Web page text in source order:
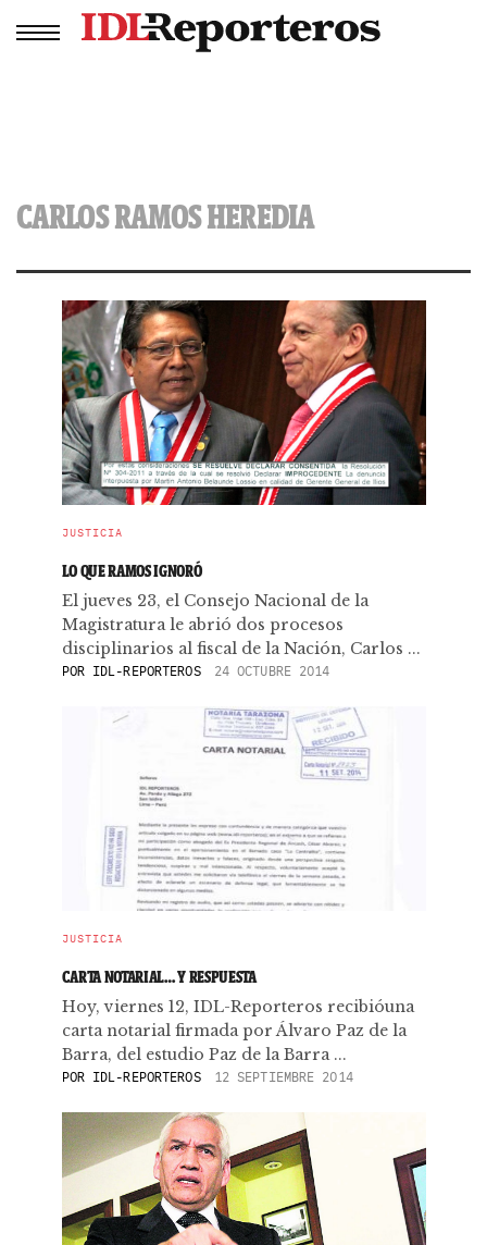
CARLOS RAMOS HEREDIA
JUSTICIA
LO QUE RAMOS IGNORÓ
El jueves 23, el Consejo Nacional de la
Magistratura le abrió dos procesos
disciplinarios al fiscal de la Nación, Carlos ...
POR IDL-REPORTEROS 24 OCTUBRE 2014
JUSTICIA
CARTA NOTARIAL… Y RESPUESTA
Hoy, viernes 12, IDL-Reporteros recibióuna
carta notarial firmada por Álvaro Paz de la
Barra, del estudio Paz de la Barra ...
POR IDL-REPORTEROS 12 SEPTIEMBRE 2014